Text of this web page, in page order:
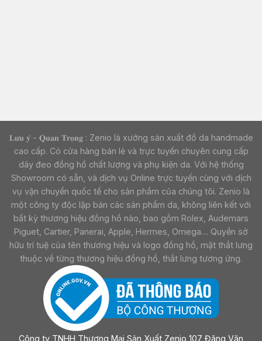
𝐋𝐮̛𝐮 𝐲́ - 𝐐𝐮𝐚𝐧 𝐓𝐫𝐨̣𝐧𝐠 : Zenio là xưởng sản xuất đồ da handmade
cao cấp. Có cửa hàng bán lẻ và trực tuyến chuyên cung cấp
dây đeo đồng hồ chất lượng và phụ kiện da. Với hệ thống
Showroom có sẵn, và dịch vụ Online trực tuyến cùng với dịch
vụ vận chuyển quốc tế cho sản phẩm của chúng tôi. Zenio là
một công ty độc lập bán các sản phẩm da, không liên kết với
bất kỳ thương hiệu đồng hồ nào, bao gồm Rolex, Audemars
Piguet, Cartier, Panerai, Apple, Hermes, Omega.... Quyền sở
hữu trí tuệ của tên thương hiệu và logo đồng hồ, mặt thắt lưng
thuộc về từng thương hiệu đồng hồ, thắt lưng tương ứng.
Công ty TNHH Thương Mại Sản Xuất Zenio 107 Đặng Văn